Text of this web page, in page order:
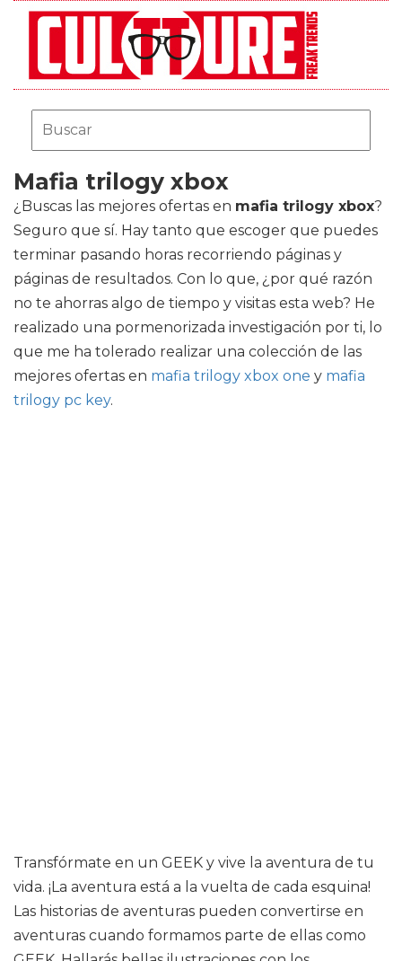
Mafia trilogy xbox
¿Buscas las mejores ofertas en mafia trilogy xbox?
Seguro que sí. Hay tanto que escoger que puedes
terminar pasando horas recorriendo páginas y
páginas de resultados. Con lo que, ¿por qué razón
no te ahorras algo de tiempo y visitas esta web? He
realizado una pormenorizada investigación por ti, lo
que me ha tolerado realizar una colección de las
mejores ofertas en mafia trilogy xbox one y mafia
trilogy pc key.
Transfórmate en un GEEK y vive la aventura de tu
vida. ¡La aventura está a la vuelta de cada esquina!
Las historias de aventuras pueden convertirse en
aventuras cuando formamos parte de ellas como